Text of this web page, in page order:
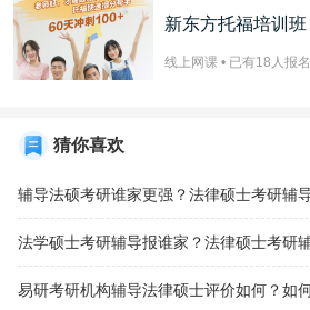
新东方托福培训班
线上网课 • 已有18 人报名
猜你喜欢